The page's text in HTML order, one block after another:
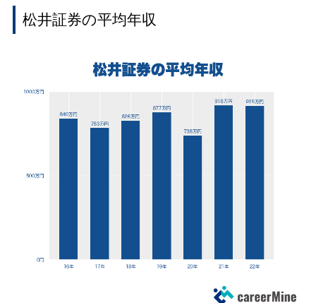
松井証券の平均年収